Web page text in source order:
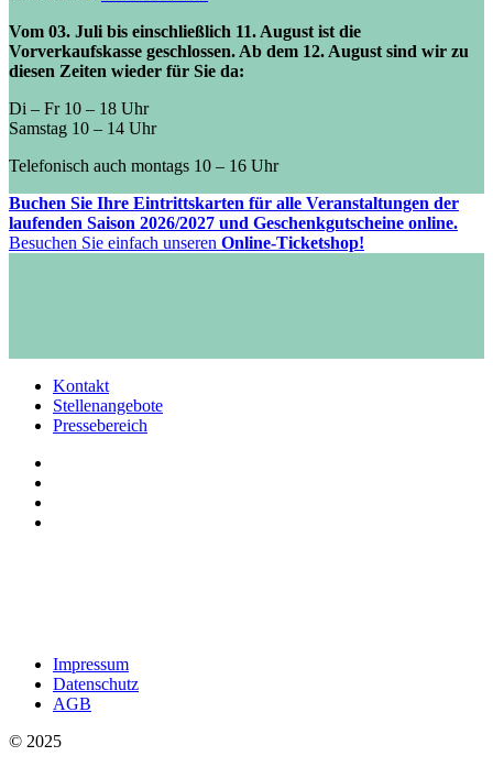
Vom 03. Juli bis einschließlich 11. August ist die
Vorverkaufskasse geschlossen. Ab dem 12. August sind wir zu
diesen Zeiten wieder für Sie da:
Di – Fr 10 – 18 Uhr
Samstag 10 – 14 Uhr
Telefonisch auch montags 10 – 16 Uhr
Buchen Sie Ihre Eintrittskarten für alle Veranstaltungen der
laufenden Saison 2026/2027 und Geschenkgutscheine online.
Besuchen Sie einfach unseren Online-Ticketshop!
Kontakt
Stellenangebote
Pressebereich
Impressum
Datenschutz
AGB
© 2025